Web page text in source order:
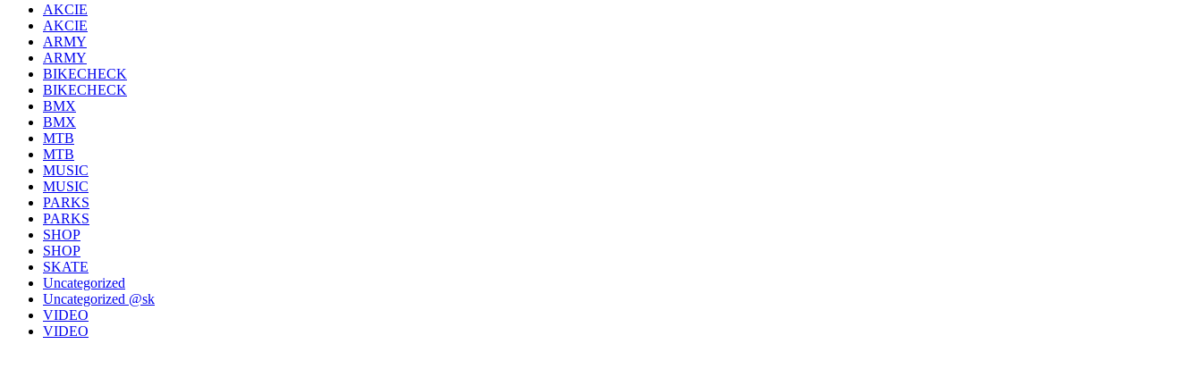
AKCIE
AKCIE
ARMY
ARMY
BIKECHECK
BIKECHECK
BMX
BMX
MTB
MTB
MUSIC
MUSIC
PARKS
PARKS
SHOP
SHOP
SKATE
Uncategorized
Uncategorized @sk
VIDEO
VIDEO